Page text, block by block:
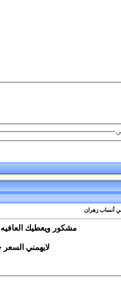
أنساب زهران
مشكور ويعطيك العافيه
لايهمني السعر حى لو كان الكتاب